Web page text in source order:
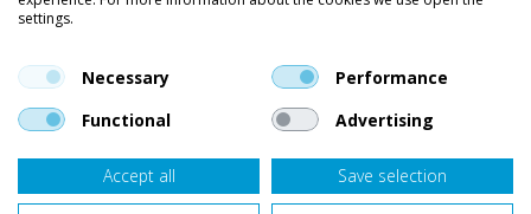
Vind ons op social media
En blijf op de hoogte van trends, aanbiedingen en kortingsacties.
Onze klanten beoordelen Van Bellen Wind & Snowgemiddeld met een
op basis van455beoordelingen.
settings.
Necessary
Performance
Functional
Advertising
Accept all
Save selection